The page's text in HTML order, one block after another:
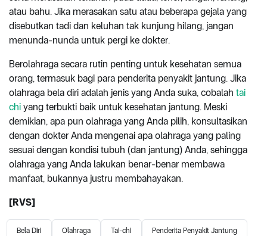
atau bahu. Jika merasakan satu atau beberapa gejala yang
disebutkan tadi dan keluhan tak kunjung hilang, jangan
menunda-nunda untuk pergi ke dokter.
Berolahraga secara rutin penting untuk kesehatan semua
orang, termasuk bagi para penderita penyakit jantung. Jika
olahraga bela diri adalah jenis yang Anda suka, cobalah tai
chi yang terbukti baik untuk kesehatan jantung. Meski
demikian, apa pun olahraga yang Anda pilih, konsultasikan
dengan dokter Anda mengenai apa olahraga yang paling
sesuai dengan kondisi tubuh (dan jantung) Anda, sehingga
olahraga yang Anda lakukan benar-benar membawa
manfaat, bukannya justru membahayakan.
[RVS]
Bela Diri Olahraga Tai-chi Penderita Penyakit Jantung